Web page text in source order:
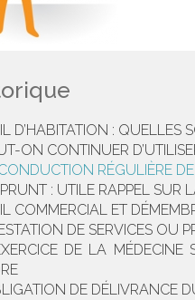
D’HABITATION : QUELLES
ON CONTINUER
RÉGULIÈRE
: UTILE RAPPEL SUR
COMMERCIAL ET
DE SERVICES OU
DE LA MÉDECINE
DE DÉLIVRANCE